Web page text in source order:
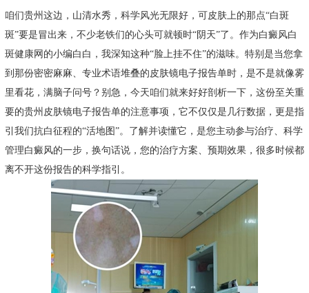
咱们贵州这边，山清水秀，科学风光无限好，可皮肤上的那点“白斑
斑”要是冒出来，不少老铁们的心头可就顿时“阴天”了。作为白癜风白
斑健康网的小编白白，我深知这种“脸上挂不住”的滋味。特别是当您拿
到那份密密麻麻、专业术语堆叠的皮肤镜电子报告单时，是不是就像雾
里看花，满脑子问号？别急，今天咱们就来好好剖析一下，这份至关重
要的贵州皮肤镜电子报告单的注意事项，它不仅仅是几行数据，更是指
引我们抗白征程的“活地图”。了解并读懂它，是您主动参与治疗、科学
管理白癜风的一步，换句话说，您的治疗方案、预期效果，很多时候都
离不开这份报告的科学指引。